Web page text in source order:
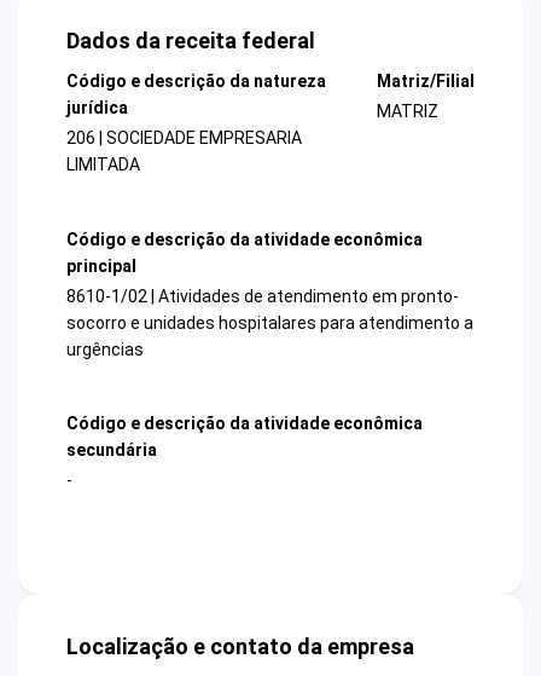
Dados da receita federal
Código e descrição da natureza
jurídica
206 | SOCIEDADE EMPRESARIA
LIMITADA
Matriz/Filial
MATRIZ
Código e descrição da atividade econômica
principal
8610-1/02 | Atividades de atendimento em pronto-
socorro e unidades hospitalares para atendimento a
urgências
Código e descrição da atividade econômica
secundária
-
Localização e contato da empresa